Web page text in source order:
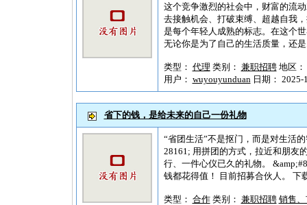
这个竞争激烈的社会中，财富的流
去接触机会、打破束缚、超越自我
是每个年轻人成熟的标志。在这个
无论你是为了自己的生活质量，还
类型： 代理 类别： 兼职招聘地区：
用户： wuyouyunduan日期： 2025-
省下的钱，是给未来的自己一份礼物
“省团生活”不是抠门，而是对生活
28161; 用拼团的方式，拉近和朋友
行、一件心仪已久的礼物。
钱都花得值！ 目前招募合伙人。 下
类型： 合作类别： 兼职招聘 销售